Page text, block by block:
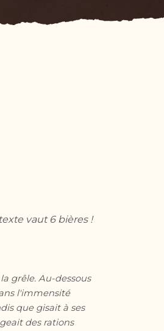
vaut 6 bières !
grêle. Au-dessous
l'immensité
que gisait à ses
des rations